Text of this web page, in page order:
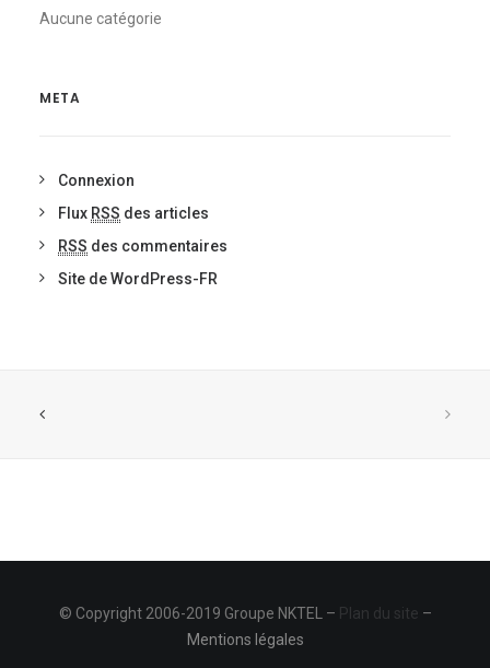
Aucune catégorie
META
Connexion
Flux RSS des articles
RSS des commentaires
Site de WordPress-FR
© Copyright 2006-2019 Groupe NKTEL – Plan du site –
Mentions légales